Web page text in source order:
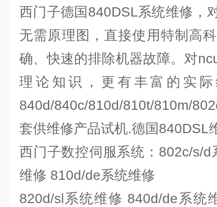
西门子德国840DSL系统维修，
无需原理图，直接使用特制高
确、快速的排除机器故障。对
理论知识，更有丰富的实
840d/840c/810d/810t/810m/
套供维修产品试机.德国840DSL
西门子数控伺服系统：802c/s/
维修 810d/de系统维修
820d/sl系统维修 840d/de系统